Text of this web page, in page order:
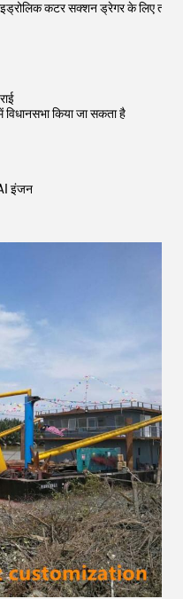
कटर सक्शन ड्रेगर के लिए
किया जा सकता है
इंजन